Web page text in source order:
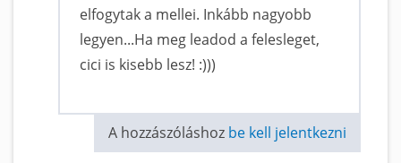
elfogytak a mellei. Inkább nagyobb
legyen...Ha meg leadod a felesleget,
cici is kisebb lesz! :)))
A hozzászóláshoz be kell jelentkezni